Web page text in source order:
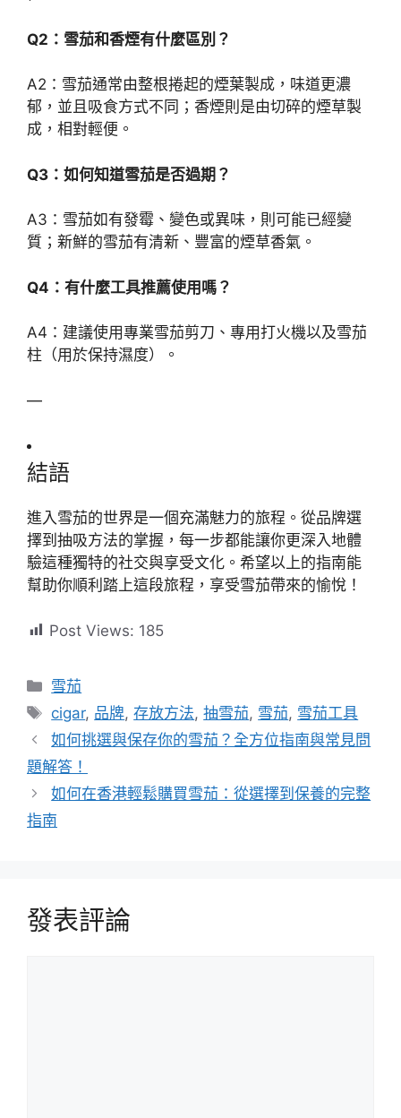
Q2：雪茄和香煙有什麼區別？
A2：雪茄通常由整根捲起的煙葉製成，味道更濃
郁，並且吸食方式不同；香煙則是由切碎的煙草製
成，相對輕便。
Q3：如何知道雪茄是否過期？
A3：雪茄如有發霉、變色或異味，則可能已經變
質；新鮮的雪茄有清新、豐富的煙草香氣。
Q4：有什麼工具推薦使用嗎？
A4：建議使用專業雪茄剪刀、專用打火機以及雪茄
柱（用於保持濕度）。
—
結語
進入雪茄的世界是一個充滿魅力的旅程。從品牌選
擇到抽吸方法的掌握，每一步都能讓你更深入地體
驗這種獨特的社交與享受文化。希望以上的指南能
幫助你順利踏上這段旅程，享受雪茄帶來的愉悅！
Post Views: 185
分
類
雪茄
標
籤
cigar, 品牌,存放方法,抽雪茄, 雪茄, 雪茄工具
如何挑選與保存你的雪茄？全方位指南與常見問
題解答！
如何在香港輕鬆購買雪茄：從選擇到保養的完整
指南
發表評論